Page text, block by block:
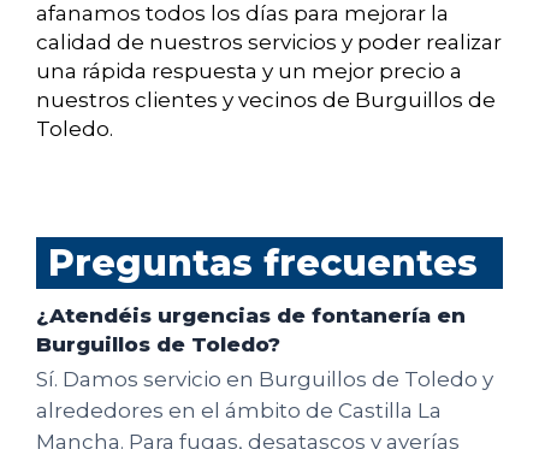
afanamos todos los días para mejorar la
calidad de nuestros servicios y poder realizar
una rápida respuesta y un mejor precio a
nuestros clientes y vecinos de Burguillos de
Toledo.
Preguntas frecuentes
¿Atendéis urgencias de fontanería en
Burguillos de Toledo?
Sí. Damos servicio en Burguillos de Toledo y
alrededores en el ámbito de Castilla La
Mancha. Para fugas, desatascos y averías